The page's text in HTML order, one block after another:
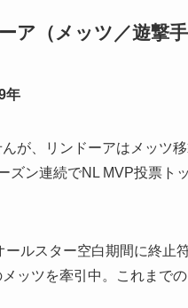
ア（メッツ／遊撃手
年
が、リンドーアはメッツ
ズン連続でNL MVP投票ト
ールスター空白期間に終止
ッツを牽引中。これまで